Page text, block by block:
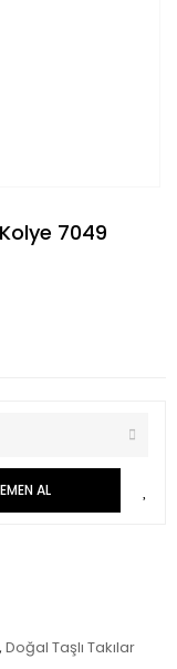
7049
AL
, Doğal Taşlı Takılar